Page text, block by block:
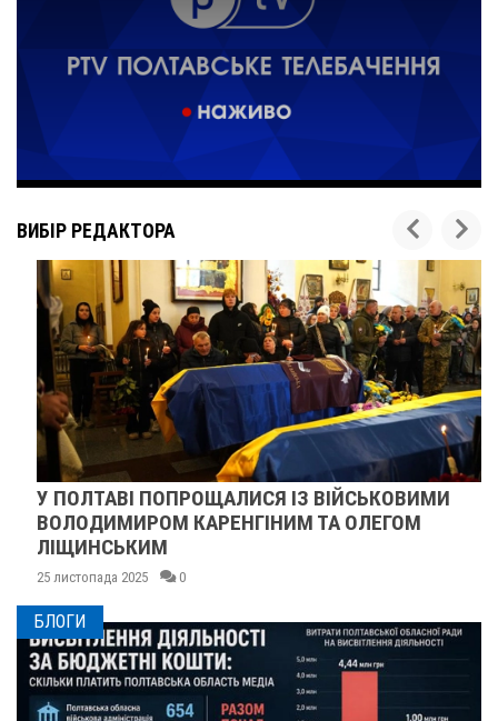
ВИБІР РЕДАКТОРА
У ПОЛТАВІ ПОПРОЩАЛИСЯ ІЗ ВІЙСЬКОВИМИ
ВОЛОДИМИРОМ КАРЕНГІНИМ ТА ОЛЕГОМ
ЛІЩИНСЬКИМ
25 листопада 2025 0
БЛОГИ